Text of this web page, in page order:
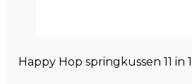
Happy Hop springkussen 11 in